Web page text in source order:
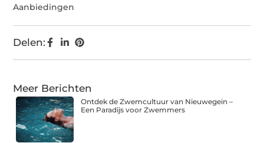
Aanbiedingen
Delen:
Meer Berichten
Ontdek de Zwemcultuur van Nieuwegein –
Een Paradijs voor Zwemmers